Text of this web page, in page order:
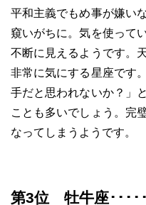
平和主義でもめ事が嫌い
窺いがちに。気を使って
不断に見えるようです。
非常に気にする星座です
手だと思われないか？」
ことも多いでしょう。完
なってしまうようです。
第3位 牡牛座････